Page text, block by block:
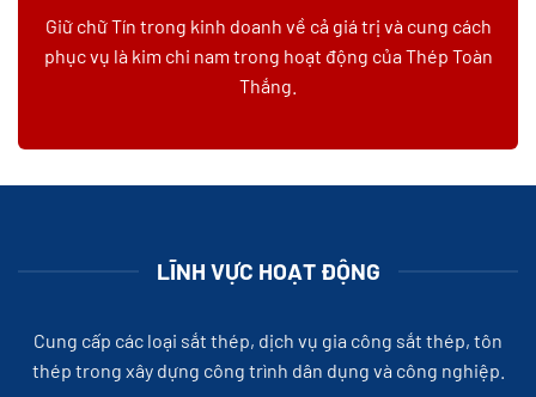
Giữ chữ Tín trong kinh doanh về cả giá trị và cung cách
phục vụ là kim chi nam trong hoạt động của Thép Toàn
Thắng.
LĨNH VỰC HOẠT ĐỘNG
Cung cấp các loại sắt thép, dịch vụ gia công sắt thép, tôn
thép trong xây dựng công trình dân dụng và công nghiệp.